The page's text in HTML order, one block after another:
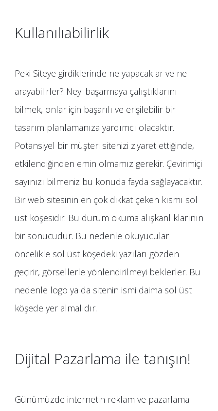
Kullanılıabilirlik
Peki Siteye girdiklerinde ne yapacaklar ve ne
arayabilirler? Neyi başarmaya çalıştıklarını
bilmek, onlar için başarılı ve erişilebilir bir
tasarım planlamanıza yardımcı olacaktır.
Potansiyel bir müşteri sitenizi ziyaret ettiğinde,
etkilendiğinden emin olmamız gerekir. Çevirimiçi
sayınızı bilmeniz bu konuda fayda sağlayacaktır.
Bir web sitesinin en çok dikkat çeken kısmı sol
üst köşesidir. Bu durum okuma alışkanlıklarının
bir sonucudur. Bu nedenle okuyucular
öncelikle sol üst köşedeki yazıları gözden
geçirir, görsellerle yönlendirilmeyi beklerler. Bu
nedenle logo ya da sitenin ismi daima sol üst
köşede yer almalıdır.
Dijital Pazarlama ile tanışın!
Günümüzde internetin reklam ve pazarlama